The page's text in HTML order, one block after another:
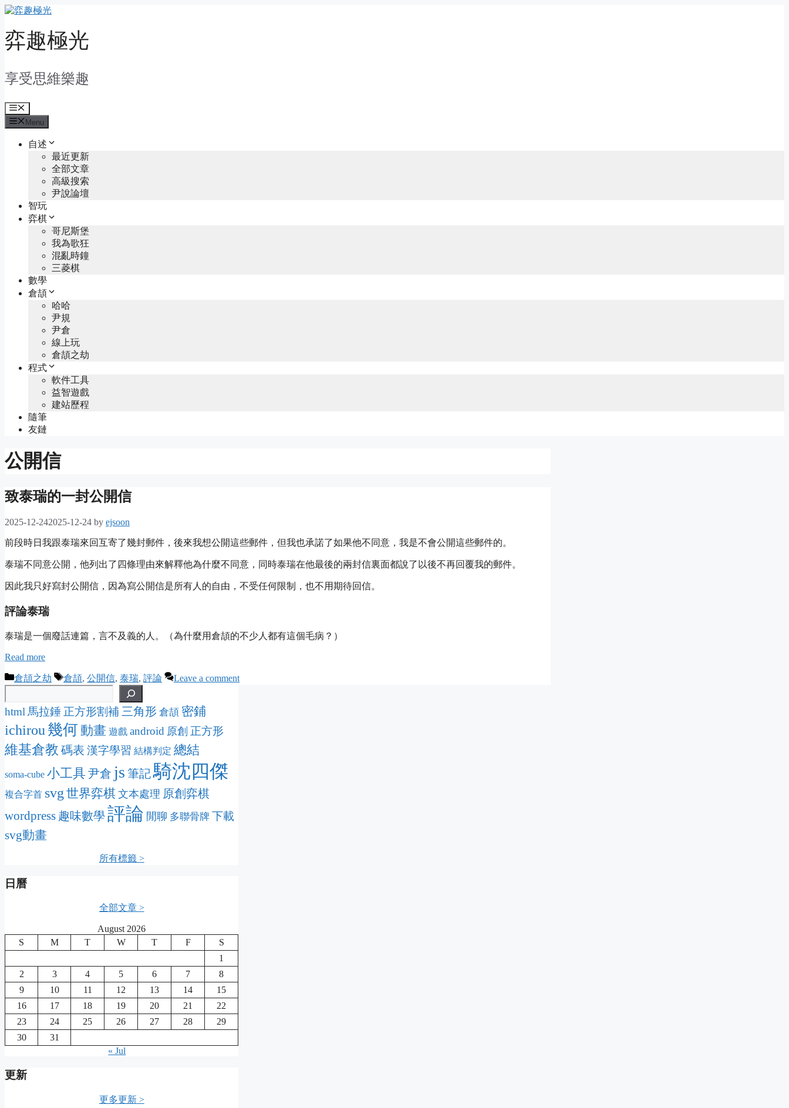
Skip
content
弈趣極光
享受思維樂趣
Menu
Menu
自述
最近更新
全部文章
高級搜索
尹說論壇
智玩
弈棋
哥尼斯堡
我為歌狂
混亂時鐘
三菱棋
數學
倉頡
哈哈
尹規
尹倉
線上玩
倉頡之劫
程式
軟件工具
益智遊戲
建站歷程
隨筆
友鏈
公開信
致泰瑞的一封公開信
2025-12-242025-12-24 by ejsoon
前段時日我跟泰瑞來回互寄了幾封郵件，後來我想公開這些郵件，但我也承諾了如果他不同意，我是不會公開這些郵件的。
泰瑞不同意公開，他列出了四條理由來解釋他為什麼不同意，同時泰瑞在他最後的兩封信裏面都說了以後不再回覆我的郵件。
因此我只好寫封公開信，因為寫公開信是所有人的自由，不受任何限制，也不用期待回信。
評論泰瑞
泰瑞是一個廢話連篇，言不及義的人。（為什麼用倉頡的不少人都有這個毛病？）
Read more
Categories
倉頡之劫 Tags
倉頡, 公開信, 泰瑞, 評論 Leave a comment
html 馬拉錘 正方形割補 三角形 倉頡 密鋪
ichirou 幾何動畫 遊戲 android 原創 正方形
維基倉教 碼表 漢字學習 結構判定 總結
soma-cube 小工具 尹倉 js 筆記騎沈四傑
複合字首 svg 世界弈棋 文本處理 原創弈棋
wordpress 趣味數學 評論 閒聊 多聯骨牌 下載
svg動畫
所有標籤 >
日曆
全部文章 >
August 2026
S
M T W T F
S
1
2
3 4 5 6 7
8
9
10 11 12 13 14
15
16
17 18 19 20 21
22
23
24 25 26 27 28
29
30
31
« Jul
更新
更多更新 >